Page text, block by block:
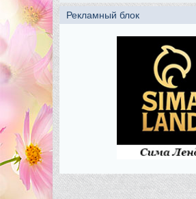
Рекламный блок